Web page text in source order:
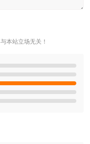
本站立场无关！